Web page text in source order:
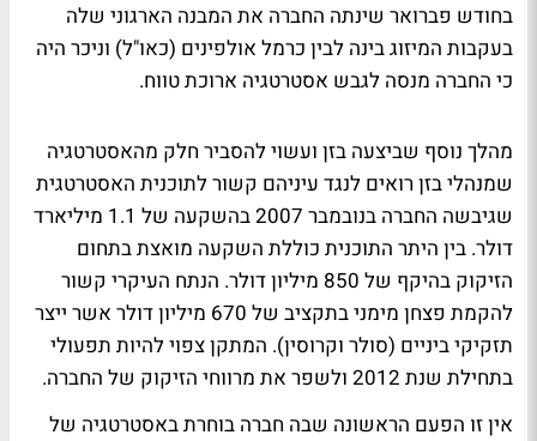
בחודש פברואר שינתה החברה את המבנה הארגוני שלה
בעקבות המיזוג בינה לבין כרמל אולפינים (כאו"ל) וניכר היה
כי החברה מנסה לגבש אסטרטגיה ארוכת טווח.
מהלך נוסף שביצעה בזן ועשוי להסביר חלק מהאסטרטגיה
שמנהלי בזן רואים לנגד עיניהם קשור לתוכנית האסטרטגית
שגיבשה החברה בנובמבר 2007 בהשקעה של 1.1 מיליארד
דולר. בין היתר התוכנית כוללת השקעה מואצת בתחום
הזיקוק בהיקף של 850 מיליון דולר. הנתח העיקרי קשור
להקמת פצחן מימני בתקציב של 670 מיליון דולר אשר ייצר
תזקיקי ביניים (סולר וקרוסין). המתקן צפוי להיות תפעולי
בתחילת שנת 2012 ולשפר את מרווחי הזיקוק של החברה.
אין זו הפעם הראשונה שבה חברה בוחרת באסטרטגיה של